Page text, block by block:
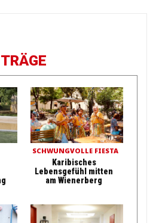
SCHWUNGVOLLE FIESTA
Karibisches
Lebensgefühl mitten
am Wienerberg